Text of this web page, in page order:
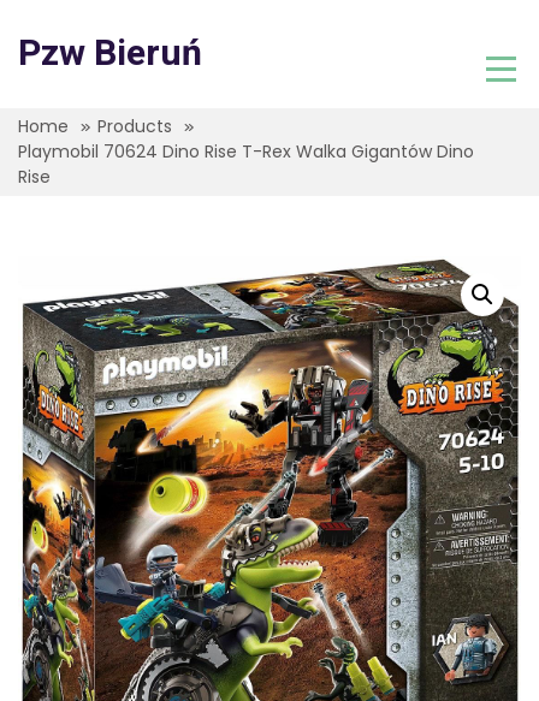
content
Pzw Bieruń
Home
Products
Playmobil 70624 Dino Rise T-Rex Walka Gigantów Dino
Rise